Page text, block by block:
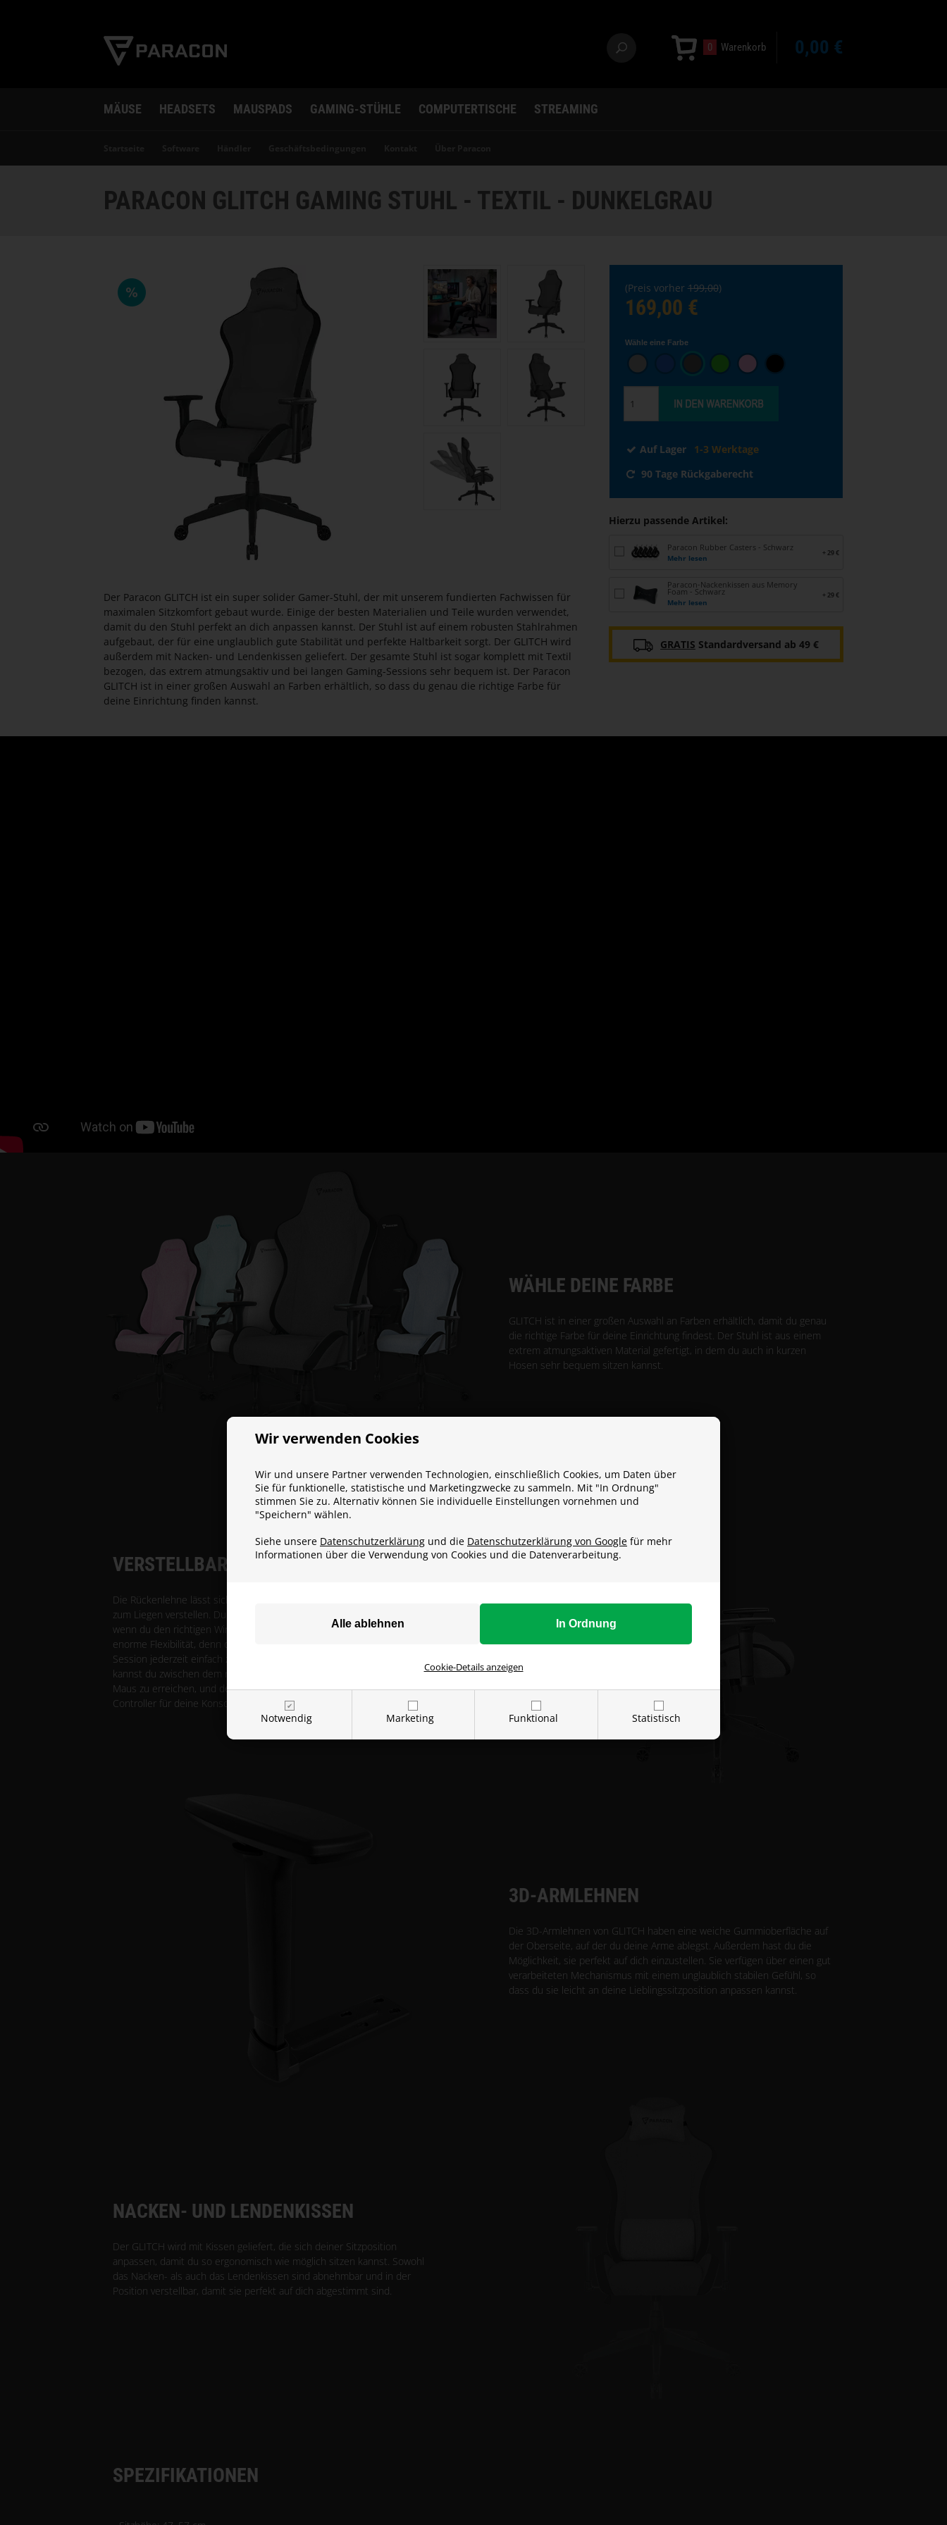
Wir verwenden Cookies
Wir und unsere Partner verwenden Technologien, einschließlich Cookies, um Daten über
Sie für funktionelle, statistische und Marketingzwecke zu sammeln. Mit "In Ordnung"
stimmen Sie zu. Alternativ können Sie individuelle Einstellungen vornehmen und
"Speichern" wählen.
Siehe unsere Datenschutzerklärung und die Datenschutzerklärung von Google für mehr
Informationen über die Verwendung von Cookies und die Datenverarbeitung.
Notwendig Marketing Funktional Statistisch
Cookie-Details anzeigen
0 Warenkorb 0,00 €
MÄUSE HEADSETS MAUSPADS GAMING-STÜHLE COMPUTERTISCHE STREAMING
PARACON GLITCH GAMING STUHL - TEXTIL - DUNKELGRAU
Der Paracon GLITCH ist ein super solider Gamer-Stuhl, der mit unserem fundierten Fachwissen für
maximalen Sitzkomfort gebaut wurde. Einige der besten Materialien und Teile wurden verwendet,
damit du den Stuhl perfekt an dich anpassen kannst. Der Stuhl ist auf einem robusten Stahlrahmen
aufgebaut, der für eine unglaublich gute Stabilität und perfekte Haltbarkeit sorgt. Der GLITCH wird
außerdem mit Nacken- und Lendenkissen geliefert. Der gesamte Stuhl ist sogar komplett mit Textil
bezogen, das extrem atmungsaktiv und bei langen Gaming-Sessions sehr bequem ist. Der Paracon
GLITCH ist in einer großen Auswahl an Farben erhältlich, so dass du genau die richtige Farbe für
deine Einrichtung finden kannst.
(Preis vorher 199,00)
169,00 €
Wähle eine Farbe
Auf Lager
1-3 Werktage
90 Tage Rückgaberecht
Hierzu passende Artikel:
Paracon Rubber Casters - Schwarz
Mehr lesen
+ 29 €
Paracon-Nackenkissen aus Memory
Foam - Schwarz
Mehr lesen
+ 29 €
GRATIS Standardversand ab 49 €
WÄHLE DEINE FARBE
GLITCH ist in einer großen Auswahl an Farben erhältlich, damit du genau
die richtige Farbe für deine Einrichtung findest. Der Stuhl ist aus einem
extrem atmungsaktiven Material gefertigt, in dem du auch in kurzen
Hosen sehr bequem sitzen kannst.
VERSTELLBARE RÜCKENLEHNE
Die Rückenlehne lässt sich mit dem Griff an der rechten Seite des Sitzes
zum Liegen verstellen. Du ziehst einfach an dem Griff und lässt ihn los,
wenn du den richtigen Winkel für dich gefunden hast. Das bietet dir eine
enorme Flexibilität, denn du kannst dich nach einer langen Gaming-
Session jederzeit einfach zurücklehnen und entspannen. Außerdem
kannst du zwischen dem nach vorne gelehnten Sitzen, um Tastatur und
Maus zu erreichen, und dem nach hinten gelehnten Sitzen mit dem
Controller für deine Konsole wechseln.
3D-ARMLEHNEN
Die 3D-Armlehnen von GLITCH haben eine weiche Gummioberfläche auf
der Oberseite, auf der du deine Arme ablegst. Außerdem hast du die
Möglichkeit, sie perfekt auf dich einzustellen. Sie verfügen über einen gut
verarbeiteten Mechanismus mit einem unglaublich stabilen Gefühl, so
dass du sie leicht an deine Lieblingssitzposition anpassen kannst.
NACKEN- UND LENDENKISSEN
Der GLITCH wird mit Kissen geliefert, die sich deiner Sitzposition
anpassen, damit du so ergonomisch wie möglich sitzen kannst. Sowohl
das Nacken- als auch das Lendenkissen sind abnehmbar und in der
Position verstellbar, damit sie perfekt auf dich abgestimmt sind.
SPEZIFIKATIONEN